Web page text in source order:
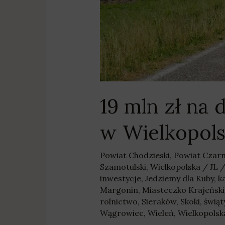
19 mln zł
w
Powiat Chodzieski, Powiat
Szamotulski, Wielkopolska/ JL /
inwestycje, Jedziemy dla Kuby,
Margonin, Miasteczko
rolnictwo, Sieraków, Skoki,
Wągrowiec, Wieleń,
Wielkopolsce